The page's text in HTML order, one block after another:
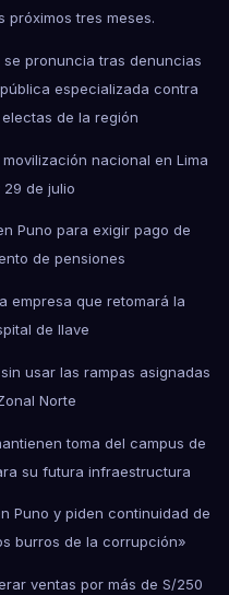
próximos tres meses.
se pronuncia tras denuncias
especializada contra
de la región
nacional en Lima
29 de julio
Puno para exigir pago de
de pensiones
empresa que retomará la
de Ilave
usar las rampas asignadas
Norte
toma del campus de
su futura infraestructura
Puno y piden continuidad de
burros de la corrupción»
ventas por más de S/250